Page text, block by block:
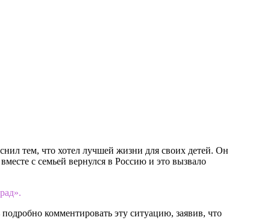
тем, что хотел лучшей жизни для своих детей. Он
с семьей вернулся в Россию и это вызвало
комментировать эту ситуацию, заявив, что